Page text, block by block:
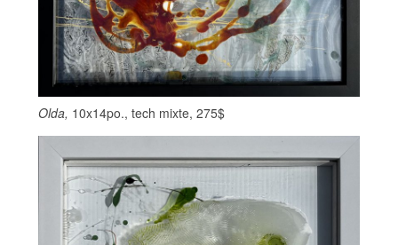
Olda, 10x14po., tech mixte, 275$